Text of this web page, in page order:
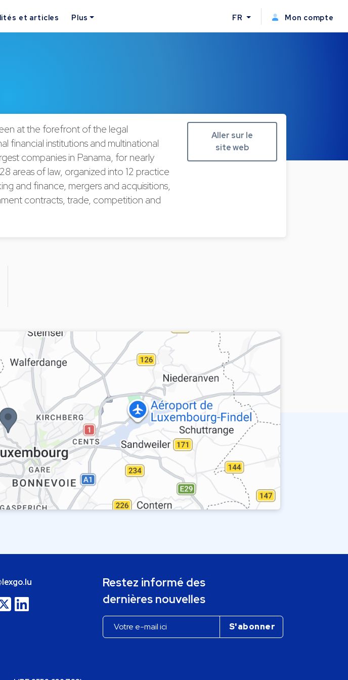
et articles Plus FR Mon compte
at the forefront of the legal
financial institutions and multinational
companies in Panama, for nearly
areas of law, organized into 12 practice
and finance, mergers and acquisitions,
contracts, trade, competition and
Aller sur le
site web
Restez informé des
dernières nouvelles